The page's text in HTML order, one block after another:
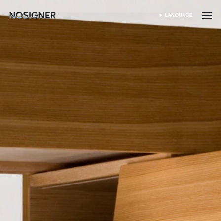
হোম ভাষা নির্বাচন করুন
LANGUAGE